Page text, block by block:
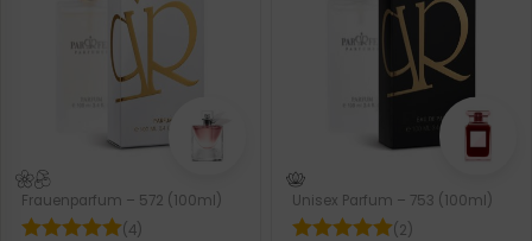
Frauenparfum – 572 (100ml)
(4)
Unisex Parfum – 753 (100ml)
(2)